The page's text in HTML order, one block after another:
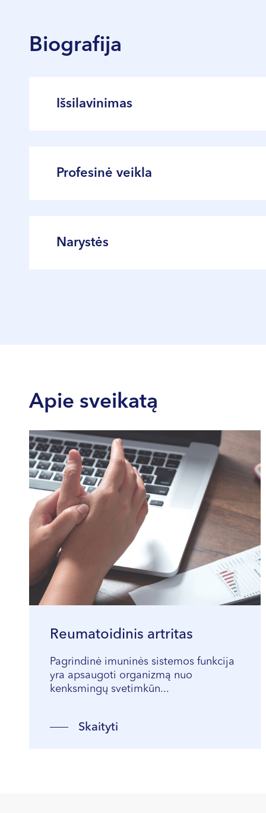
Biografija
Išsilavinimas
1982 m. Vilniaus universiteto Medicinos
Profesinė veikla
Nuo 2004 m. praktikuoja kaip gydytoja
Konsultuoja ir gydo pacientus,
Narystės
Apie sveikatą
Reumatoidinis artritas
Pagrindinė imuninės sistemos funkcija
yra apsaugoti organizmą nuo
kenksmingų svetimkūn...
Skaityti